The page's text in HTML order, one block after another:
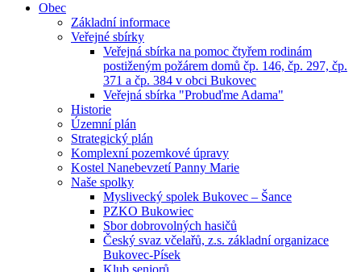
Obec
Základní informace
Veřejné sbírky
Veřejná sbírka na pomoc čtyřem rodinám
postiženým požárem domů čp. 146, čp. 297, čp.
371 a čp. 384 v obci Bukovec
Veřejná sbírka "Probuďme Adama"
Historie
Územní plán
Strategický plán
Komplexní pozemkové úpravy
Kostel Nanebevzetí Panny Marie
Naše spolky
Myslivecký spolek Bukovec – Šance
PZKO Bukowiec
Sbor dobrovolných hasičů
Český svaz včelařů, z.s. základní organizace
Bukovec-Písek
Klub seniorů